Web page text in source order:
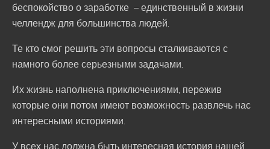
беспокойство о заработке – единственный в жизни
челлендж для большинства людей.
Те кто смог решить эти вопросы сталкиваются с
намного более серьезными задачами.
Их жизнь наполнена приключениями, пережив
которые они потом имеют возможность развлечь нас
интересными историями.
У всех нас должна быть интересная история нашей